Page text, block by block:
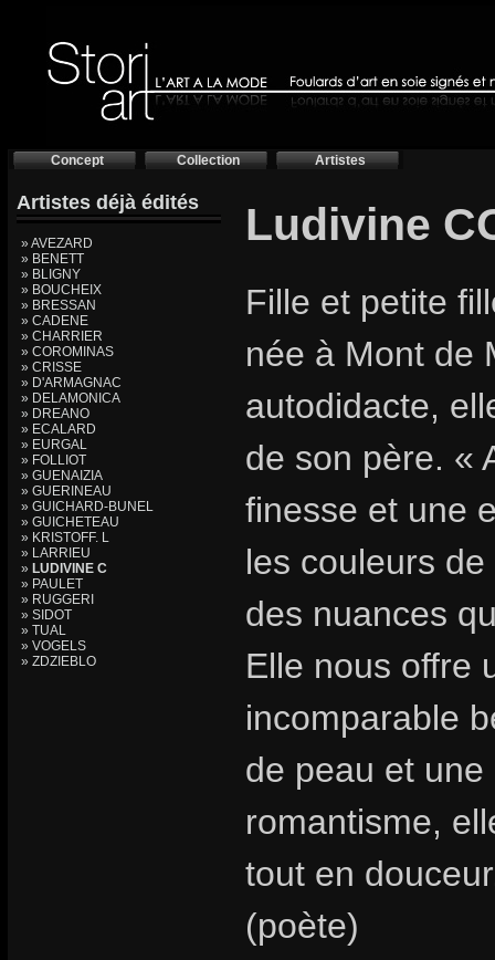
Concept Collection Artistes
Artistes déjà édités
» AVEZARD
» BENETT
» BLIGNY
» BOUCHEIX
» BRESSAN
» CADENE
» CHARRIER
» COROMINAS
» CRISSE
» D'ARMAGNAC
» DELAMONICA
» DREANO
» ECALARD
» EURGAL
» FOLLIOT
» GUENAIZIA
» GUERINEAU
» GUICHARD-BUNEL
» GUICHETEAU
» KRISTOFF. L
» LARRIEU
» LUDIVINE C
» PAULET
» RUGGERI
» SIDOT
» TUAL
» VOGELS
» ZDZIEBLO
Ludivine
Fille et petite
née à Mont de
autodidacte,
de son père. «
finesse et une
les couleurs
des nuances
Elle nous offre
incomparable
de peau et
romantisme,
tout en
(poète)